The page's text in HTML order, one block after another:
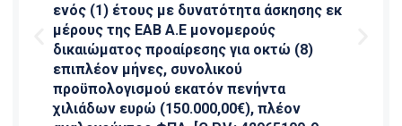
ενός (1) έτους με δυνατότητα άσκησης εκ
μέρους της ΕΑΒ Α.Ε μονομερούς
δικαιώματος προαίρεσης για οκτώ (8)
επιπλέον μήνες, συνολικού
προϋπολογισμού εκατόν πενήντα
χιλιάδων ευρώ (150.000,00€), πλέον